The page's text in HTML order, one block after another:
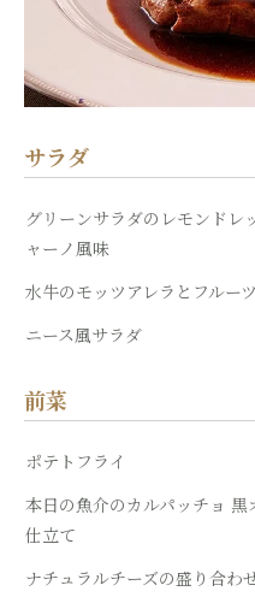
サラダ
グリーンサラダのレモンドレ
ャーノ風味
水牛のモッツアレラとフルー
ニース風サラダ
前菜
ポテトフライ
本日の魚介のカルパッチョ
仕立て
ナチュラルチーズの盛り合わ